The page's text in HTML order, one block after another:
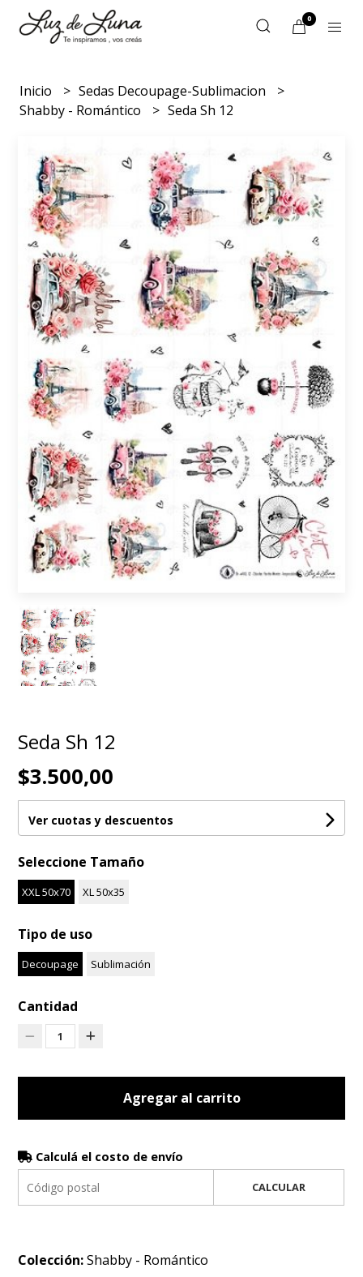
0
Inicio
Sedas Decoupage-Sublimacion
Shabby - Romántico
Seda Sh 12
Seda Sh 12
$3.500,00
Ver cuotas y descuentos
Seleccione Tamaño
XXL 50x70 XL 50x35
Tipo de uso
Decoupage Sublimación
Cantidad
1
Agregar al carrito
Calculá el costo de envío
CALCULAR
Colección:Shabby - Romántico